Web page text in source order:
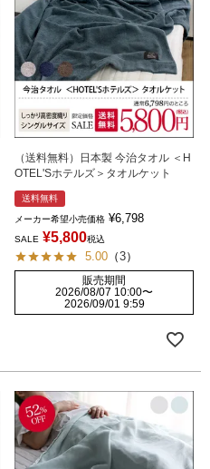
（送料無料）日本製 今治タオル ＜H
OTEL'Sホテルズ＞タオルケット
送料無料
メーカー希望小売価格 ¥6,798
SALE ¥5,800税込
5.00 （3）
販売期間
2026/08/07 10:00〜
2026/09/01 9:59